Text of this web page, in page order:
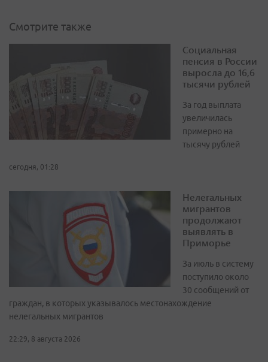
Смотрите также
Социальная
пенсия в России
выросла до 16,6
тысячи рублей
За год выплата
увеличилась
примерно на
тысячу рублей
сегодня, 01:28
Нелегальных
мигрантов
продолжают
выявлять в
Приморье
За июль в систему
поступило около
30 сообщений от
граждан, в которых указывалось местонахождение
нелегальных мигрантов
22:29, 8 августа 2026